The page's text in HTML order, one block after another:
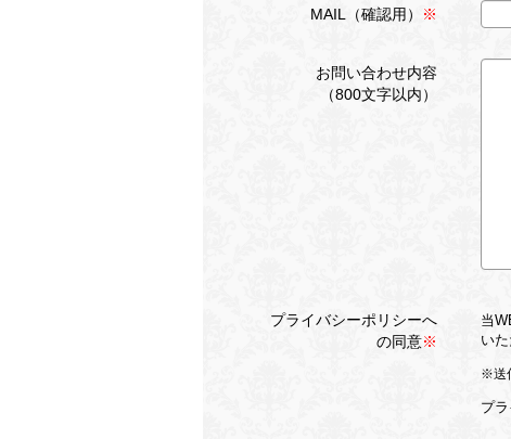
MAIL（確認用） ※
お問い合わせ内容
（800文字以内）
プライバシーポリシーへ
の同意※
当
い
※送
プ